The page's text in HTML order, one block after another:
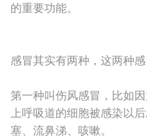
的重要功能。
感冒其实有两种，这两种
第一种叫伤风感冒，比如
上呼吸道的细胞被感染以
塞、流鼻涕、咳嗽。